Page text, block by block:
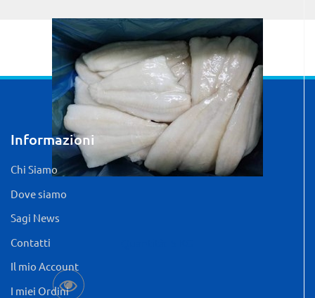
Informazioni
Chi Siamo
Dove siamo
Sagi News
Contatti
Il mio Account
I miei Ordini